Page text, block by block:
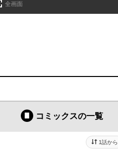
全画面
コミックスの一覧
1話から